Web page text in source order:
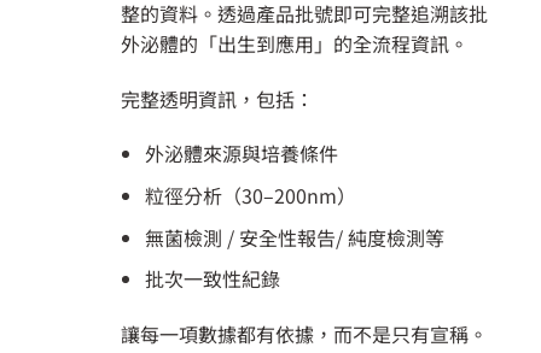
整的資料。透過產品批號即可完整追溯該批
外泌體的「出生到應用」的全流程資訊。
完整透明資訊，包括：
外泌體來源與培養條件
粒徑分析（30–200nm）
無菌檢測 / 安全性報告/ 純度檢測等
批次一致性紀錄
讓每一項數據都有依據，而不是只有宣稱。